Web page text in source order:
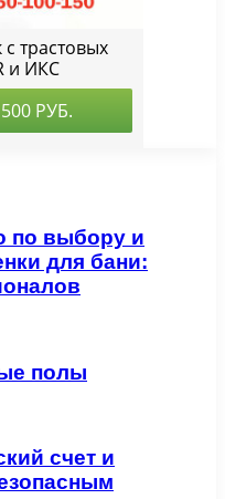
по выбору и
для бани:
полы
счет и